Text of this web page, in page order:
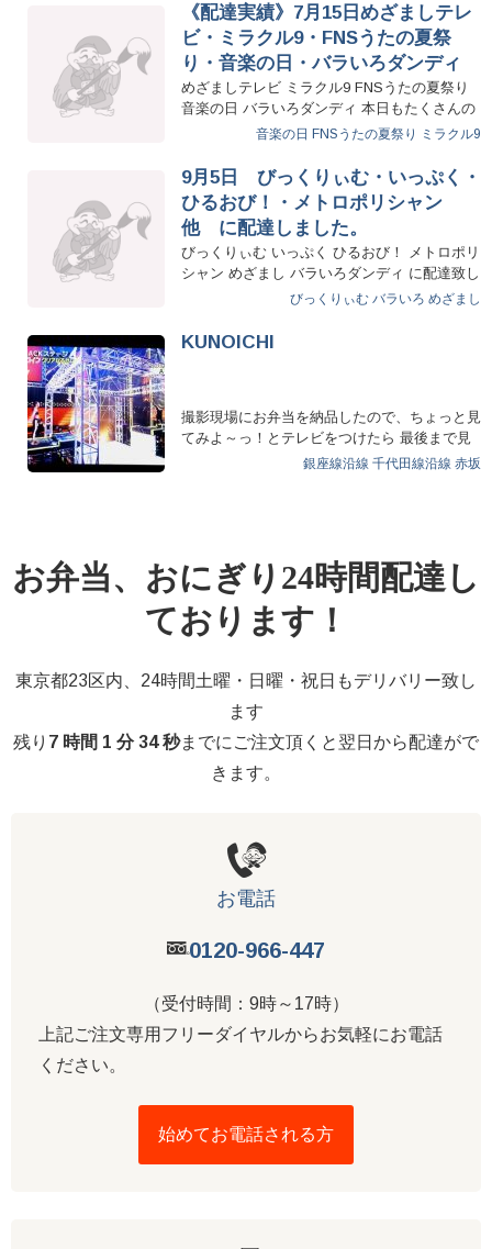
《配達実績》7月15日めざましテレ
ビ・ミラクル9・FNSうたの夏祭
り・音楽の日・バラいろダンディ
めざましテレビ ミラクル9 FNSうたの夏祭り
音楽の日 バラいろダンディ 本日もたくさんの
お客様に配達させて…
音楽の日 FNSうたの夏祭り ミラクル9
9月5日 びっくりぃむ・いっぷく・
ひるおび！・メトロポリシャン
他 に配達しました。
びっくりぃむ いっぷく ひるおび！ メトロポリ
シャン めざまし バラいろダンディ に配達致し
びっくりぃむ バラいろ めざまし
KUNOICHI
撮影現場にお弁当を納品したので、ちょっと見
てみよ～っ！とテレビをつけたら 最後まで見
てしまった！！ ま…銀座線沿線 千代田線沿線 赤坂
お弁当、おにぎり24時間配達し
ております！
東京都23区内、24時間土曜・日曜・祝日もデリバリー致し
ます
残り 7 時間 1 分 34 秒までにご注文頂くと翌日から配達がで
きます。
お電話
0120-966-447
（受付時間：9時～17時）
上記ご注文専用フリーダイヤルからお気軽にお電話
ください。
始めてお電話される方